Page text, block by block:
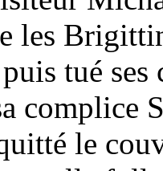
les
tué
complice
le